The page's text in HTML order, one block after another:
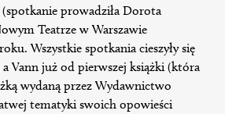
prowadziła Dorota
Teatrze w Warszawie
Wszystkie spotkania cieszyły się
Vann już od pierwszej książki (która
wydaną przez Wydawnictwo
tematyki swoich opowieści